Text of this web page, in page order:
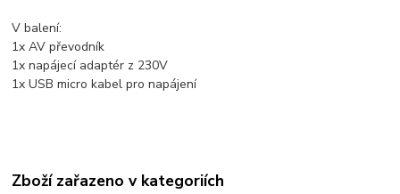
V balení:
1x AV převodník
1x napájecí adaptér z 230V
1x USB micro kabel pro napájení
Zboží zařazeno v kategoriích